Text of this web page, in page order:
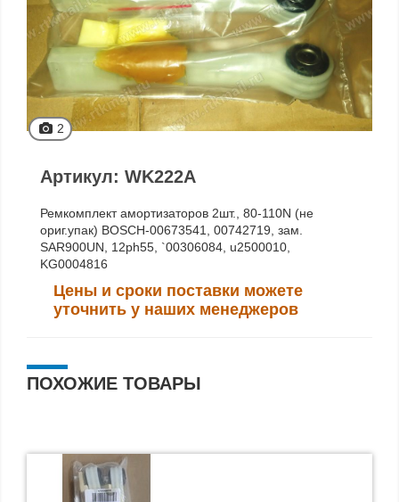
2
Артикул: WK222A
Ремкомплект амортизаторов 2шт., 80-110N (не
ориг.упак) BOSCH-00673541, 00742719, зам.
SAR900UN, 12ph55, `00306084, u2500010,
KG0004816
Цены и сроки поставки можете
уточнить у наших менеджеров
ПОХОЖИЕ ТОВАРЫ